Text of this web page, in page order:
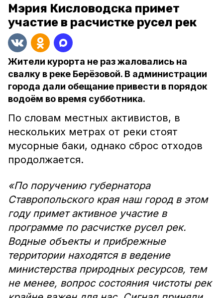
Мэрия Кисловодска примет
участие в расчистке русел рек
Жители курорта не раз жаловались на
свалку в реке Берёзовой. В администрации
города дали обещание привести в порядок
водоём во время субботника.
По словам местных активистов, в
нескольких метрах от реки стоят
мусорные баки, однако сброс отходов
продолжается.
«По поручению губернатора
Ставропольского края наш город в этом
году примет активное участие в
программе по расчистке русел рек.
Водные объекты и прибрежные
территории находятся в ведение
министерства природных ресурсов, тем
не менее, вопрос состояния чистоты рек